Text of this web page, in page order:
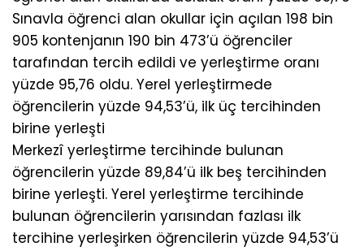
Sınavla öğrenci alan okullar için açılan 198 bin
905 kontenjanın 190 bin 473’ü öğrenciler
tarafından tercih edildi ve yerleştirme oranı
yüzde 95,76 oldu. Yerel yerleştirmede
öğrencilerin yüzde 94,53’ü, ilk üç tercihinden
birine yerleşti
Merkezî yerleştirme tercihinde bulunan
öğrencilerin yüzde 89,84’ü ilk beş tercihinden
birine yerleşti. Yerel yerleştirme tercihinde
bulunan öğrencilerin yarısından fazlası ilk
tercihine yerleşirken öğrencilerin yüzde 94,53’ü